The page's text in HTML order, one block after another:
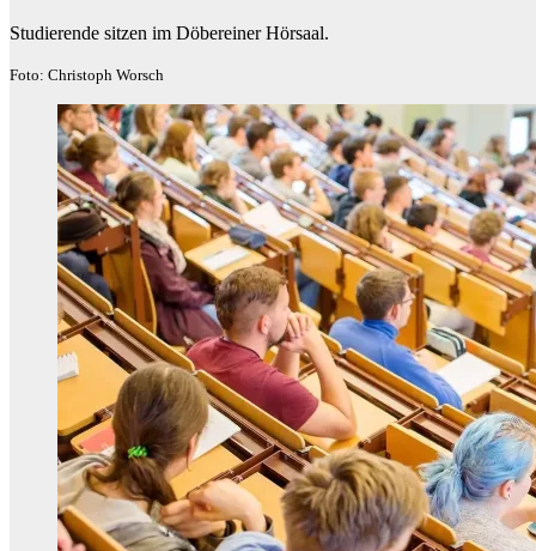
Studierende sitzen im Döbereiner Hörsaal.
Foto: Christoph Worsch